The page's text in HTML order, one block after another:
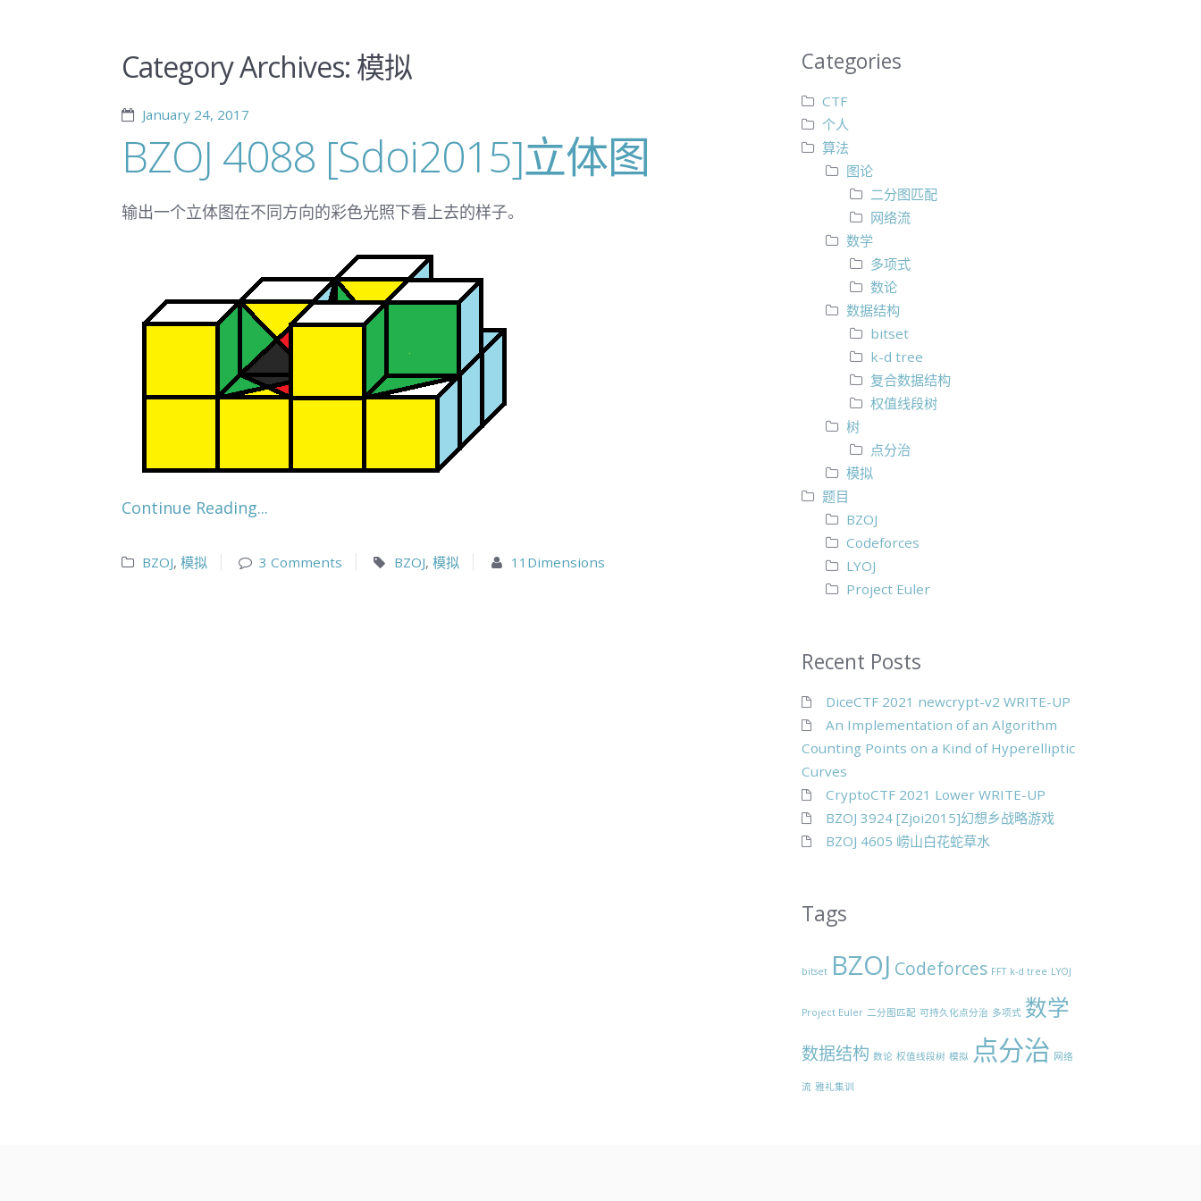
Category Archives: 模拟
January 24, 2017
BZOJ 4088 [Sdoi2015]立体图
输出一个立体图在不同方向的彩色光照下看上去的样子。
Continue Reading...
BZOJ, 模拟 3 Comments BZOJ,模拟 11Dimensions
Categories
CTF
个人
算法
图论
二分图匹配
网络流
数学
多项式
数论
数据结构
bitset
k-d tree
复合数据结构
权值线段树
树
点分治
模拟
题目
BZOJ
Codeforces
LYOJ
Project Euler
Recent Posts
DiceCTF 2021 newcrypt-v2 WRITE-UP
An Implementation of an Algorithm
Counting Points on a Kind of Hyperelliptic
Curves
CryptoCTF 2021 Lower WRITE-UP
BZOJ 3924 [Zjoi2015]幻想乡战略游戏
BZOJ 4605 崂山白花蛇草水
Tags
bitset BZOJ Codeforces FFT k-d tree LYOJ
Project Euler 二分图匹配 可持久化点分治 多项式 数学
数据结构 数论 权值线段树 模拟 点分治 网络
流 雅礼集训